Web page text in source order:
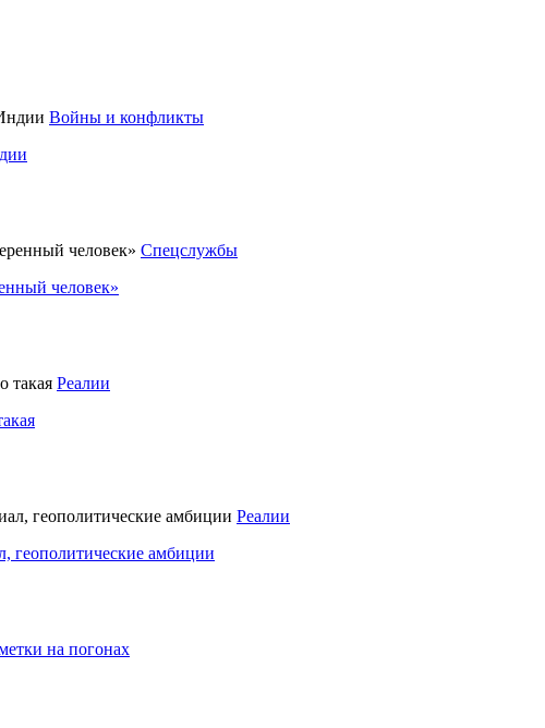
Войны и конфликты
Спецслужбы
человек»
Реалии
Реалии
геополитические амбиции
на погонах